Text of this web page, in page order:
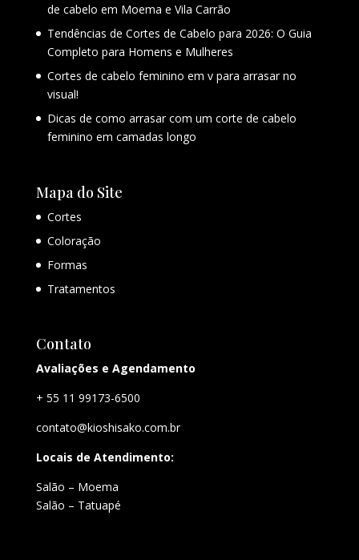
de cabelo em Moema e Vila Carrão
Tendências de Cortes de Cabelo para 2026: O Guia
Completo para Homens e Mulheres
Cortes de cabelo feminino em v para arrasar no
visual!
Dicas de como arrasar com um corte de cabelo
feminino em camadas longo
Mapa do Site
Cortes
Coloração
Formas
Tratamentos
Contato
Avaliações e Agendamento
+ 55 11 99173-6500
contato@kioshisako.com.br
Locais de Atendimento:
Salão – Moema
Salão – Tatuapé